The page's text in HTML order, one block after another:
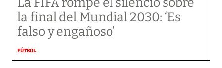
La FIFA rompe el silencio sobre
la final del Mundial 2030: ‘Es
falso y engañoso’
FÚTBOL